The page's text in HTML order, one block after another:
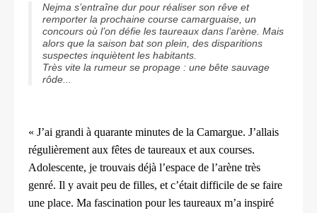
Nejma s’entraîne dur pour réaliser son rêve et
remporter la prochaine course camarguaise, un
concours où l’on défie les taureaux dans l’arène. Mais
alors que la saison bat son plein, des disparitions
suspectes inquiètent les habitants.
Très vite la rumeur se propage : une bête sauvage
rôde...
« J’ai grandi à quarante minutes de la Camargue. J’allais
régulièrement aux fêtes de taureaux et aux courses.
Adolescente, je trouvais déjà l’espace de l’arène très
genré. Il y avait peu de filles, et c’était difficile de se faire
une place. Ma fascination pour les taureaux m’a inspiré